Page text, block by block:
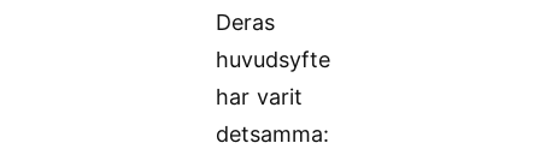
Deras
huvudsyfte
har varit
detsamma: